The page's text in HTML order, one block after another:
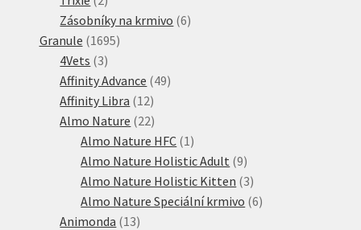
produkty
Zásobníky na krmivo 66
Granule 16951695
4Vets 33
produkty
Affinity Advance 4949
Affinity Libra 1212
produktů
Almo Nature 2222
produktů
Almo Nature HFC 1 1
produkt
Almo Nature Holistic Adult 99
produktů
Almo Nature Holistic Kitten 33
produkty
Almo Nature Speciální krmivo 66
Animonda 1313